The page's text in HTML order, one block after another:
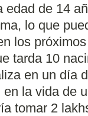
edad de 14
lo que
los
tarda 10
en un día
la vida de
tomar 2